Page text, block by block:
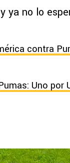
ya no lo
contra
Uno por